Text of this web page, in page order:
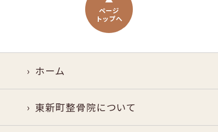
ページ
トップへ
ホーム
東新町整骨院について